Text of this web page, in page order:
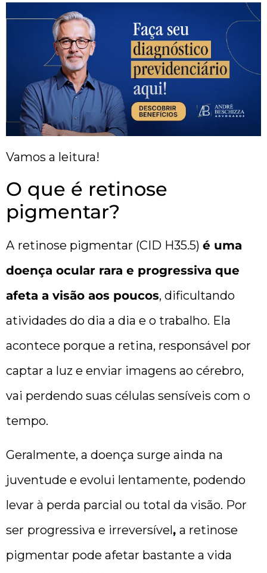
Vamos a leitura!
O que é retinose
pigmentar?
A retinose pigmentar (CID H35.5) é uma
doença ocular rara e progressiva que
afeta a visão aos poucos, dificultando
atividades do dia a dia e o trabalho. Ela
acontece porque a retina, responsável por
captar a luz e enviar imagens ao cérebro,
vai perdendo suas células sensíveis com o
tempo.
Geralmente, a doença surge ainda na
juventude e evolui lentamente, podendo
levar à perda parcial ou total da visão. Por
ser progressiva e irreversível, a retinose
pigmentar pode afetar bastante a vida